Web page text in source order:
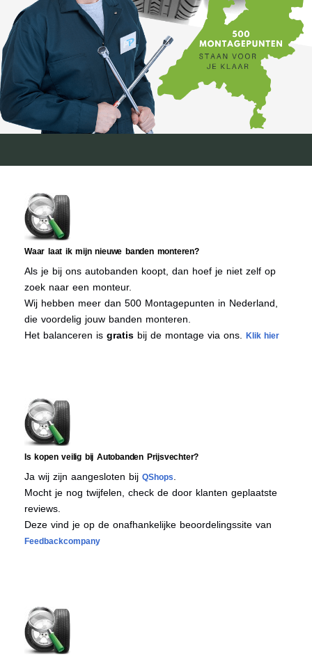
Waar laat ik mijn nieuwe banden monteren?
Als je bij ons autobanden koopt, dan hoef je niet zelf op
zoek naar een monteur.
Wij hebben meer dan 500 Montagepunten in Nederland,
die voordelig jouw banden monteren.
Het balanceren is gratis bij de montage via ons. Klik hier
Is kopen veilig bij Autobanden Prijsvechter?
Ja wij zijn aangesloten bij QShops
Mocht je nog twijfelen, check de door klanten geplaatste
reviews.
Deze vind je op de onafhankelijke beoordelingssite van
Feedbackcompany